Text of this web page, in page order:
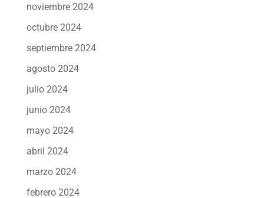
noviembre 2024
octubre 2024
septiembre 2024
agosto 2024
julio 2024
junio 2024
mayo 2024
abril 2024
marzo 2024
febrero 2024